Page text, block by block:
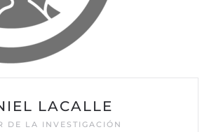
LACALLE
DE LA INVESTIGACIÓN